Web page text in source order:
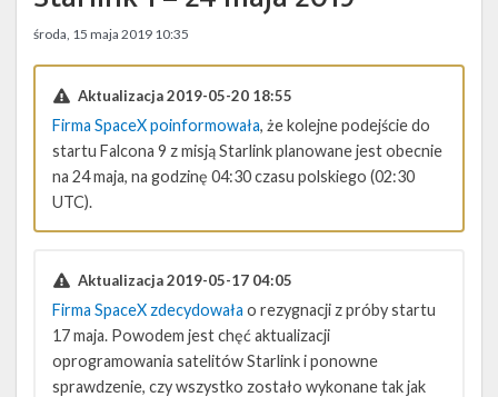
środa, 15 maja 2019 10:35
Aktualizacja 2019-05-20 18:55
Firma SpaceX poinformowała, że kolejne podejście do
startu Falcona 9 z misją Starlink planowane jest obecnie
na 24 maja, na godzinę 04:30 czasu polskiego (02:30
UTC).
Aktualizacja 2019-05-17 04:05
Firma SpaceX zdecydowała o rezygnacji z próby startu
17 maja. Powodem jest chęć aktualizacji
oprogramowania satelitów Starlink i ponowne
sprawdzenie, czy wszystko zostało wykonane tak jak